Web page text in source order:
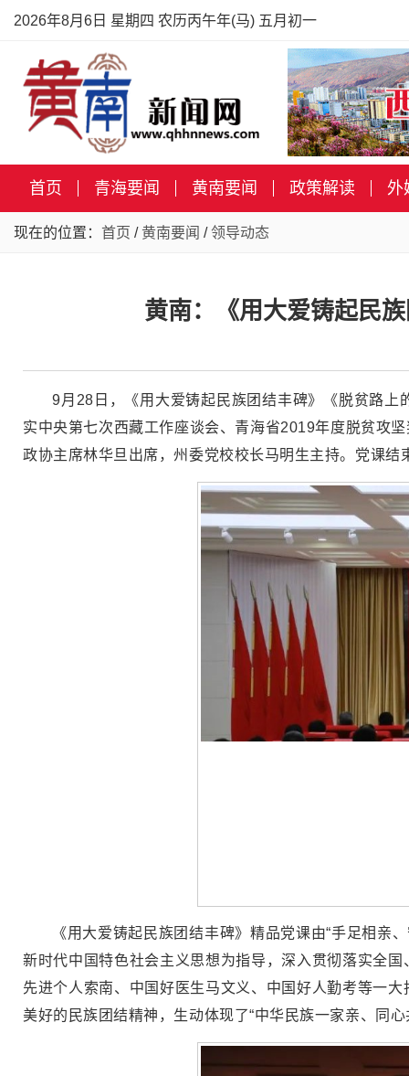
2026年8月6日 星期四 农历丙午年(马) 五月初一
首页 青海要闻 黄南要闻 政策解读 外
现在的位置： 首页 / 黄南要闻 /领导动态
黄南：《用大爱铸起民
9月28日，《用大爱铸起民族团结丰碑》《脱贫路
实中央第七次西藏工作座谈会、青海省2019年度脱贫攻
政协主席林华旦出席，州委党校校长马明生主持。党课结
《用大爱铸起民族团结丰碑》精品党课由“手足相亲
新时代中国特色社会主义思想为指导，深入贯彻落实全
先进个人索南、中国好医生马文义、中国好人勤考等一
美好的民族团结精神，生动体现了“中华民族一家亲、同